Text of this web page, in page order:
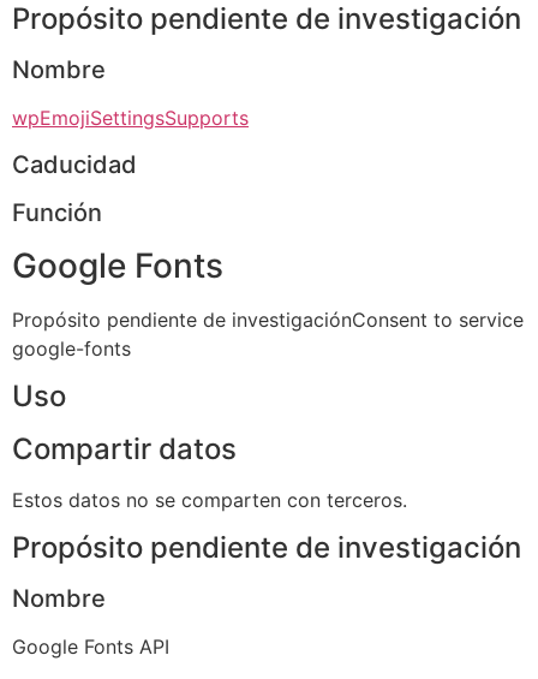
Propósito pendiente de investigación
Nombre
wpEmojiSettingsSupports
Caducidad
Función
Google Fonts
Propósito pendiente de investigaciónConsent to service
google-fonts
Uso
Compartir datos
Estos datos no se comparten con terceros.
Propósito pendiente de investigación
Nombre
Google Fonts API